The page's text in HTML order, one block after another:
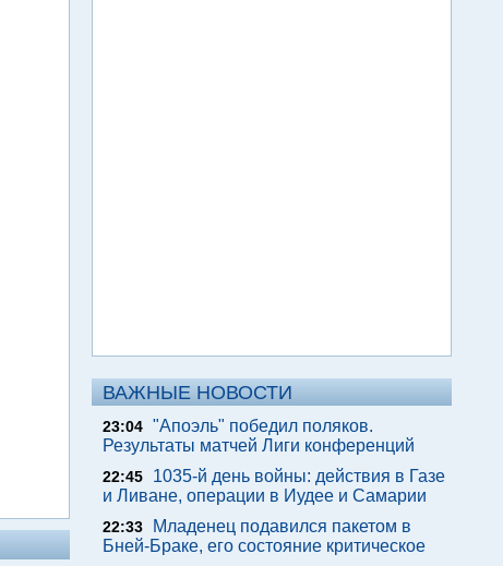
ВАЖНЫЕ НОВОСТИ
23:04 "Апоэль" победил поляков.
Результаты матчей Лиги конференций
22:45
1035-й день войны: действия в Газе
и Ливане, операции в Иудее и Самарии
22:33
Младенец подавился пакетом в
Бней-Браке, его состояние критическое